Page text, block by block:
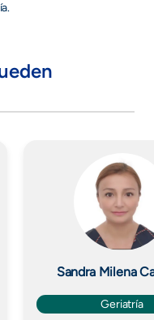
Imagen
Sandra Milena
Geriatría